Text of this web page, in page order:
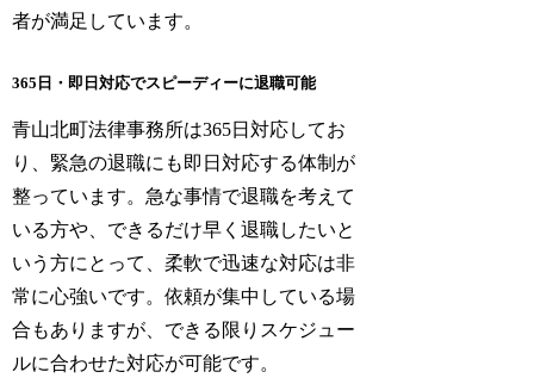
者が満足しています。
365日・即日対応でスピーディーに退職可能
青山北町法律事務所は365日対応してお
り、緊急の退職にも即日対応する体制が
整っています。急な事情で退職を考えて
いる方や、できるだけ早く退職したいと
いう方にとって、柔軟で迅速な対応は非
常に心強いです。依頼が集中している場
合もありますが、できる限りスケジュー
ルに合わせた対応が可能です。